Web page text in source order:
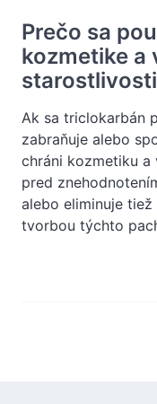
Prečo sa
kozmetike a
Ak sa triclokarbán
zabraňuje alebo
chráni kozmetiku
pred
alebo eliminuje
tvorbou týchto